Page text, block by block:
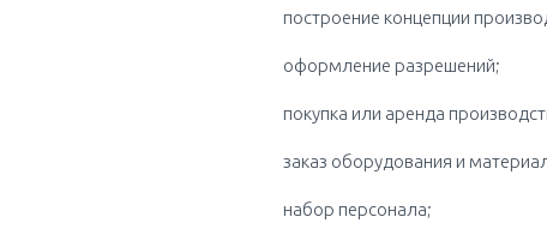
построение концепции
оформление разрешений;
покупка или аренда
заказ оборудования и
набор персонала;